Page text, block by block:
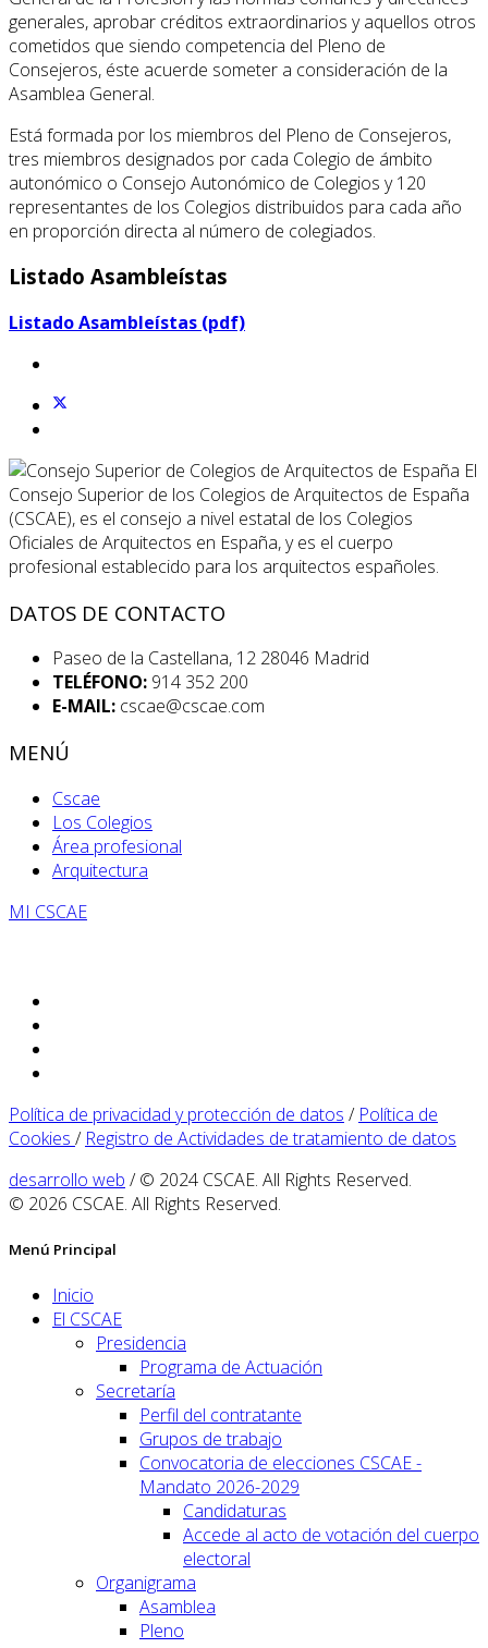
generales, aprobar créditos extraordinarios y aquellos otros
cometidos que siendo competencia del Pleno de
Consejeros, éste acuerde someter a consideración de la
Asamblea General.
Está formada por los miembros del Pleno de Consejeros,
tres miembros designados por cada Colegio de ámbito
autonómico o Consejo Autonómico de Colegios y 120
representantes de los Colegios distribuidos para cada año
en proporción directa al número de colegiados.
Listado Asambleístas
Listado Asambleístas (pdf)
El
Consejo Superior de los Colegios de Arquitectos de España
(CSCAE), es el consejo a nivel estatal de los Colegios
Oficiales de Arquitectos en España, y es el cuerpo
profesional establecido para los arquitectos españoles.
DATOS DE CONTACTO
Paseo de la Castellana, 12 28046 Madrid
TELÉFONO: 914 352 200
E-MAIL: cscae@cscae.com
MENÚ
Cscae
Los Colegios
Área profesional
Arquitectura
MI CSCAE
Política de privacidad y protección de datos / Política de
Cookies / Registro de Actividades de tratamiento de datos
desarrollo web / © 2024 CSCAE. All Rights Reserved.
© 2026 CSCAE. All Rights Reserved.
Menú Principal
Inicio
El CSCAE
Presidencia
Programa de Actuación
Secretaría
Perfil del contratante
Grupos de trabajo
Convocatoria de elecciones CSCAE -
Mandato 2026-2029
Candidaturas
Accede al acto de votación del cuerpo
electoral
Organigrama
Asamblea
Pleno